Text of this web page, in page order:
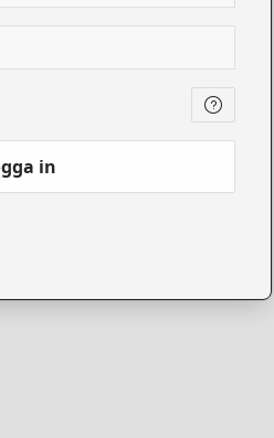
in